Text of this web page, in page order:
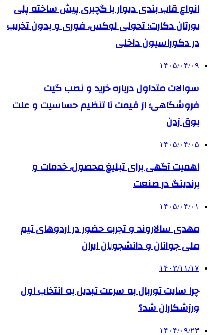
انواع قاب بندی دیوار با گچبری پیش ساخته پلی
یورتان دکارت؛ تحولی لوکس، فوری و بدون تخریب
در دکوراسیون داخلی
۱۴۰۵/۰۴/۰۹
سوالات متداول درباره خرید و نصب گیت
فروشگاهی؛ از قیمت تا تنظیم حساسیت و علت
بوق زدن
۱۴۰۵/۰۴/۰۵
اهمیت آگهی برای تبلیغ محصول، خدمات و
برندینگ در صنعت
۱۴۰۵/۰۴/۰۱
مهدی سالاروند و تجربه حضور در اردوهای تیم
ملی جوانان و دانشجویان ایران
۱۴۰۳/۱۱/۱۷
چرا سایت توربال به ‌سرعت تبدیل به انتخاب اول
ورزشکاران شد؟
۱۴۰۴/۰۹/۲۳